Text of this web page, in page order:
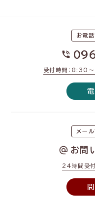
お電
受付時間：8:30〜
メー
お問
24時間受